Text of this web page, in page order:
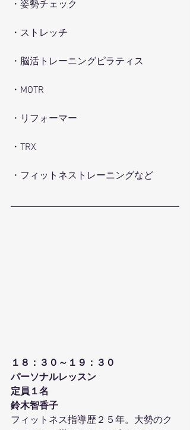
・姿勢チェック
・ストレッチ
・脳活トレーニングピラティス
・MOTR
・リフォーマー
・TRX
・フィットネストレーニングなど
１８：３０～１９：３０
パーソナルレッスン
定員１名
鈴木智香子
フィットネス指導歴２５年。大勢のク